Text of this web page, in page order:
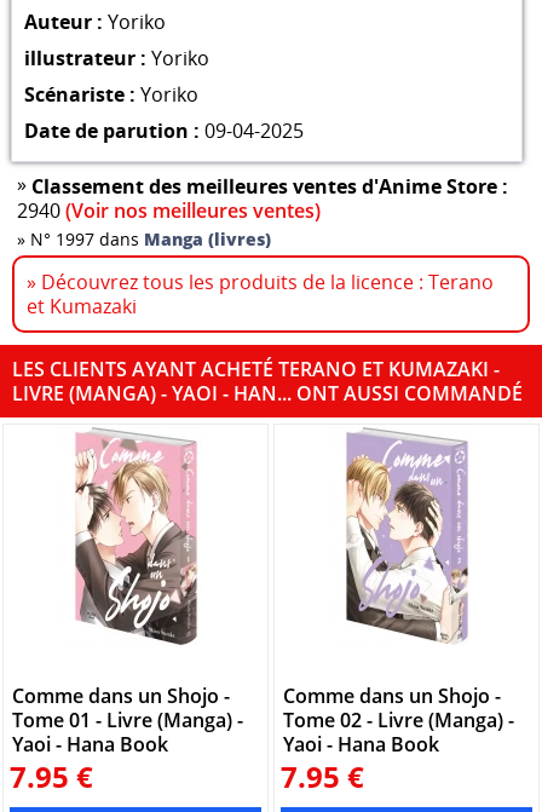
Auteur : Yoriko
illustrateur : Yoriko
Scénariste : Yoriko
Date de parution : 09-04-2025
» Classement des meilleures ventes d'Anime Store :
2940(Voir nos meilleures ventes)
» N° 1997 dans Manga (livres)
» Découvrez tous les produits de la licence : Terano
et Kumazaki
LES CLIENTS AYANT ACHETÉ TERANO ET KUMAZAKI -
LIVRE (MANGA) - YAOI - HAN... ONT AUSSI COMMANDÉ
Comme dans un Shojo -
Tome 01 - Livre (Manga) -
Yaoi - Hana Book
7.95 €
Comme dans un Shojo -
Tome 02 - Livre (Manga) -
Yaoi - Hana Book
7.95 €